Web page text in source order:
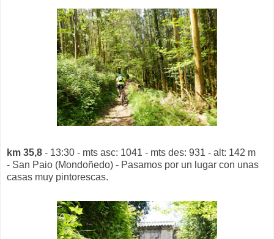
km 35,8 - 13:30 - mts asc: 1041 - mts des: 931 - alt: 142 m
- San Paio (Mondoñedo) - Pasamos por un lugar con unas
casas muy pintorescas.